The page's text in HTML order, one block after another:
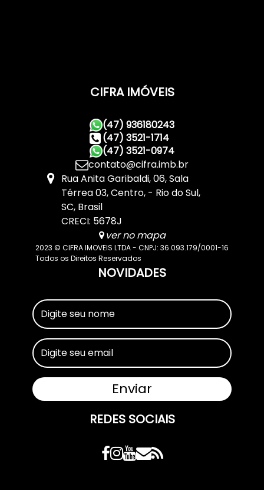
CIFRA IMÓVEIS
(47) 936180243
(47) 3521-1714
(47) 3521-0974
contato@cifra.imb.br
Rua Anita Garibaldi,06,Sala
Térrea 03,Centro, Rio do Sul,
SC, Brasil
CRECI: 5678J
ver no mapa
2023 © CIFRA IMOVEIS LTDA - CNPJ: 36.093.179/0001-16
Todos os Direitos Reservados
NOVIDADES
REDES SOCIAIS